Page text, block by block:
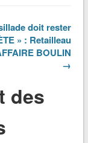
doit rester
» : Retailleau
BOULIN
→
des